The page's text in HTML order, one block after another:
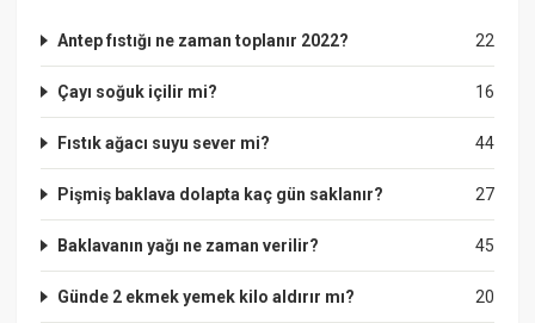
22
Antep fıstığı ne zaman toplanır 2022?
16
Çayı soğuk içilir mi?
44
Fıstık ağacı suyu sever mi?
27
Pişmiş baklava dolapta kaç gün saklanır?
45
Baklavanın yağı ne zaman verilir?
20
Günde 2 ekmek yemek kilo aldırır mı?